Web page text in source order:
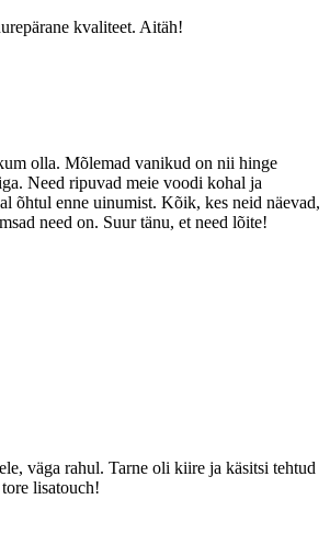
kvaliteet. Aitäh!
olla. Mõlemad vanikud on nii hinge
Need ripuvad meie voodi kohal ja
õhtul enne uinumist. Kõik, kes neid näevad,
need on. Suur tänu, et need lõite!
väga rahul. Tarne oli kiire ja käsitsi tehtud
lisatouch!